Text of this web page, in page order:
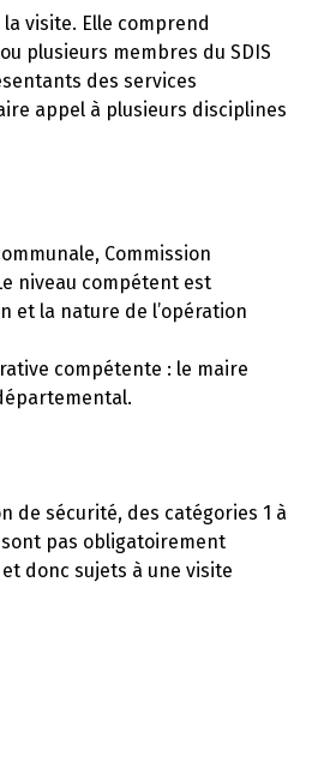
visite. Elle comprend
plusieurs membres du SDIS
des services
appel à plusieurs disciplines
Commission
niveau compétent est
et la nature de l’opération
compétente : le maire
de sécurité, des catégories 1 à
pas obligatoirement
donc sujets à une visite